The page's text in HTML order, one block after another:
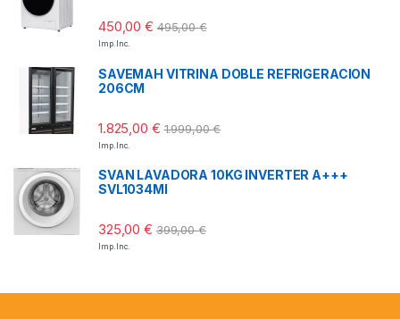
450,00€ 495,00€
Imp. Inc.
SAVEMAH VITRINA DOBLE REFRIGERACION
206CM
1.825,00 € 1.999,00€
Imp. Inc.
SVAN LAVADORA 10KG INVERTER A+++
SVL1034MI
325,00€ 399,00€
Imp. Inc.